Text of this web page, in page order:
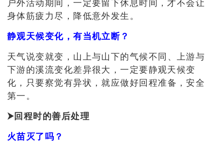
户外活动期间，一定要留下休息时间，才不会让
身体筋疲力尽，降低意外发生。
静观天候变化，有当机立断？
天气说变就变 ， 山上与山下的气候不同 、 上游与
下游的溪流变化差异很大 ，一定要静观天候变
化 ， 只要察觉有异状 ，就应做好回程准备 ，安全
第一。
⮞回程时的善后处理
火苗灭了吗？